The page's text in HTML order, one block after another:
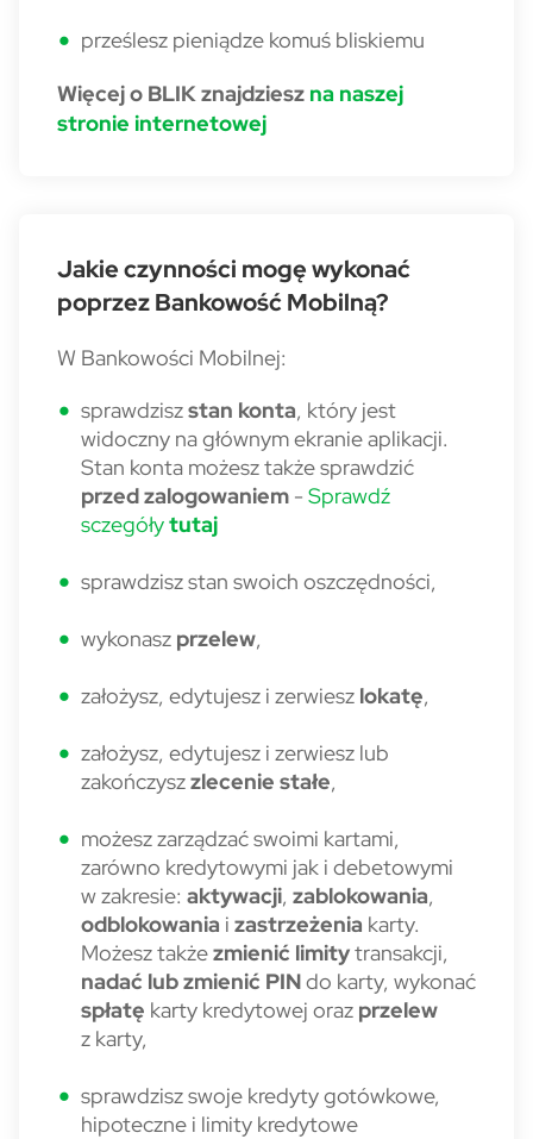
prześlesz pieniądze komuś bliskiemu
Więcej o BLIK znajdziesz na naszej
stronie internetowej
Jakie czynności mogę wykonać
poprzez Bankowość Mobilną?
W Bankowości Mobilnej:
sprawdziszstan konta, który jest
widoczny na głównym ekranie aplikacji.
Stan konta możesz także sprawdzić
przed zalogowaniem - Sprawdź
sczegółytutaj
sprawdzisz stan swoich oszczędności,
wykonasz przelew,
założysz, edytujesz i zerwiesz lokatę,
założysz, edytujesz i zerwiesz lub
zakończyszzlecenie stałe,
możesz zarządzać swoimi kartami,
zarówno kredytowymi jak i debetowymi
w zakresie: aktywacji, zablokowania,
odblokowania i zastrzeżenia karty.
Możesz takżezmienić limitytransakcji,
nadać lub zmienić PINdo karty, wykonać
spłatę karty kredytowej oraz przelew
z karty,
sprawdzisz swoje kredyty gotówkowe,
hipoteczne i limity kredytowe